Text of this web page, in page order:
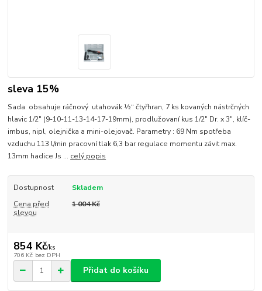
sleva 15%
Sada obsahuje ráčnový utahovák ½“ čtyřhran, 7 ks kovaných nástrčných
hlavic 1/2" (9-10-11-13-14-17-19mm), prodlužovaní kus 1/2" Dr. x 3", klíč-
imbus, nipl, olejnička a mini-olejovač. Parametry : 69 Nm spotřeba
vzduchu 113 l/min pracovní tlak 6,3 bar regulace momentu závit max.
13mm hadice Js ... celý popis
Dostupnost
Skladem
Cena před
slevou
1 004 Kč
854 Kč/ks
706 Kč bez DPH
Přidat do košíku